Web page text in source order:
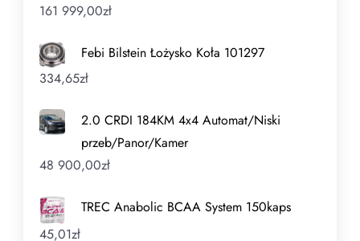
161 999,00zł
Febi Bilstein Łożysko Koła 101297
334,65zł
2.0 CRDI 184KM 4x4 Automat/Niski
przeb/Panor/Kamer
48 900,00zł
TREC Anabolic BCAA System 150kaps
45,01zł